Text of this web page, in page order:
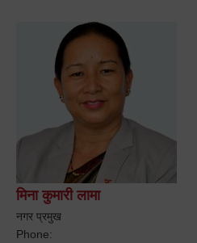
मिना कुमारी लामा
नगर प्रमुख
Phone: